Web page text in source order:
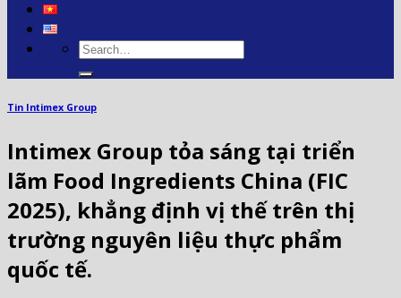
Tin Intimex Group
Intimex Group tỏa sáng tại triển
lãm Food Ingredients China (FIC
2025), khẳng định vị thế trên thị
trường nguyên liệu thực phẩm
quốc tế.